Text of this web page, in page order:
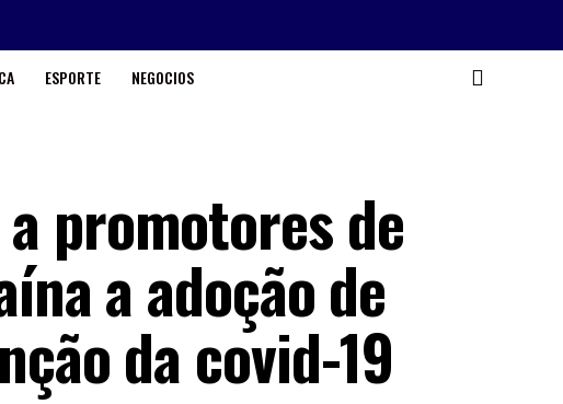
ESPORTE NEGOCIOS
promotores de
a adoção de
da covid-19